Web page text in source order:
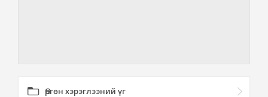
Өргөн хэрэглээний үг